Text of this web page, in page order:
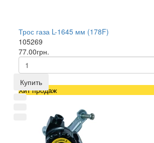
Трос газа L-1645 мм (178F)
105269
77.00грн.
Купить
Хит продаж